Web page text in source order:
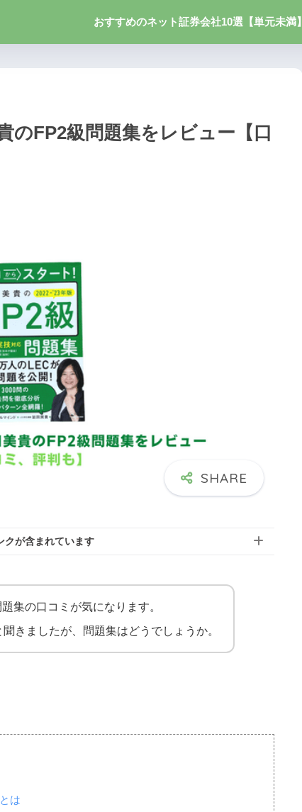
おすすめのネット証券会社10選【単元未満】
のFP2級問題集をレビュー【口
クが含まれています
集の口コミが気になります。
きましたが、問題集はどうでしょうか。
は